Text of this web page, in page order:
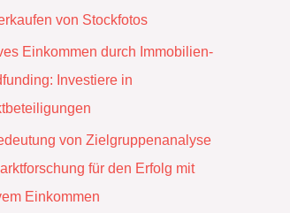
von Stockfotos
Einkommen durch Immobilien-
Investiere in
von Zielgruppenanalyse
für den Erfolg mit
Einkommen